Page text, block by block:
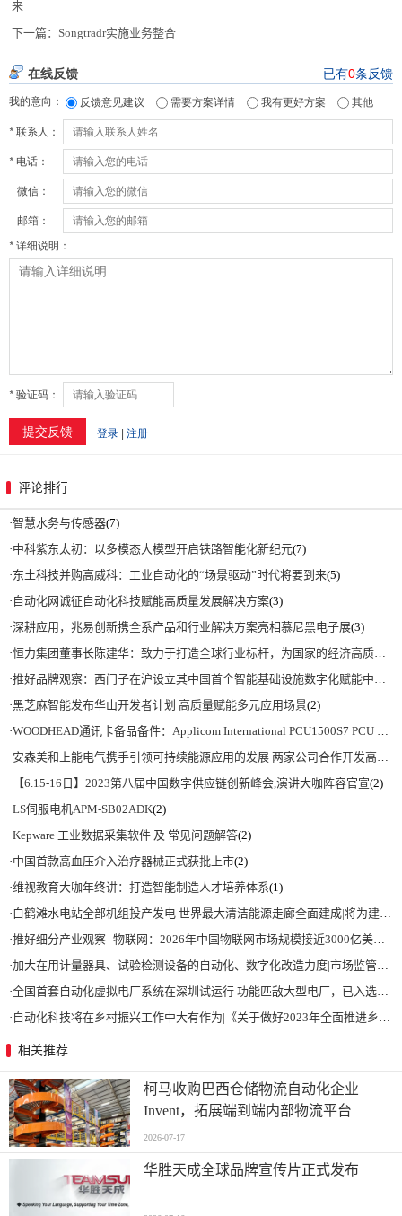
来
下一篇： Songtradr实施业务整合
评论排行
·智慧水务与传感器(7)
·中科紫东太初：以多模态大模型开启铁路智能化新纪元(7)
·东土科技并购高威科：工业自动化的“场景驱动”时代将要到来(5)
· 自动化网诚征自动化科技赋能高质量发展解决方案(3)
·深耕应用，兆易创新携全系产品和行业解决方案亮相慕尼黑电子展(3)
·恒力集团董事长陈建华：致力于打造全球行业标杆，为国家的经济高质量发展贡献更大力量|上海电气集团党委书记、董事长吴磊来访
·推好品牌观察：西门子在沪设立其中国首个智能基础设施数字化赋能中心
·黑芝麻智能发布华山开发者计划 高质量赋能多元应用场景(2)
·WOODHEAD通讯卡备品备件：Applicom International PCU1500S7 PCU 1500 S7 V4.5.0
·安森美和上能电气携手引领可持续能源应用的发展 两家公司合作开发高性能储能和太阳能组串式逆变器方案 以实现可持续的未来
· 【6.15-16日】2023第八届中国数字供应链创新峰会,演讲大咖阵容官宣(2)
·LS伺服电机APM-SB02ADK(2)
·Kepware 工业数据采集软件 及 常见问题解答(2)
·中国首款高血压介入治疗器械正式获批上市(2)
·维视教育大咖年终讲：打造智能制造人才培养体系(1)
·白鹤滩水电站全部机组投产发电 世界最大清洁能源走廊全面建成|将为建设新型能源体系、保障国家能源安全、实现“双碳”目标提供有力支撑
·推好细分产业观察--物联网：2026年中国物联网市场规模接近3000亿美元 智慧工厂、智慧城市、智慧电网等将占60%以上
·加大在用计量器具、试验检测设备的自动化、数字化改造力度|市场监管总局 工业和信息化部 关于促进企业计量能力提升的指导意见
·全国首套自动化虚拟电厂系统在深圳试运行 功能匹敌大型电厂，已入选国际典型案例
· 自动化科技将在乡村振兴工作中大有作为|《关于做好2023年全面推进乡村振兴重点工作的意见》发布
相关推荐
柯马收购巴西仓储物流自动化企业
Invent，拓展端到端内部物流平台
2026-07-17
华胜天成全球品牌宣传片正式发布